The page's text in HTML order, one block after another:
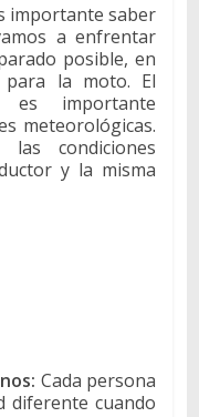
importante saber
a enfrentar
posible, en
para la moto. El
es importante
meteorológicas.
condiciones
y la misma
Cada persona
diferente cuando